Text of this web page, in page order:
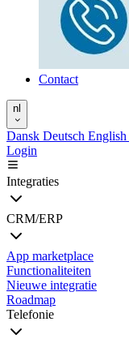
Contact
nl
Dansk Deutsch English
Login
Integraties
CRM/ERP
App marketplace
Functionaliteiten
Nieuwe integratie
Roadmap
Telefonie